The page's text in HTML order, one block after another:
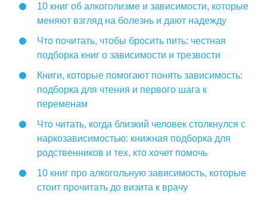
10 книг об алкоголизме и зависимости, которые
меняют взгляд на болезнь и дают надежду
Что почитать, чтобы бросить пить: честная
подборка книг о зависимости и трезвости
Книги, которые помогают понять зависимость:
подборка для чтения и первого шага к
переменам
Что читать, когда близкий человек столкнулся с
наркозависимостью: книжная подборка для
родственников и тех, кто хочет помочь
10 книг про алкогольную зависимость, которые
стоит прочитать до визита к врачу